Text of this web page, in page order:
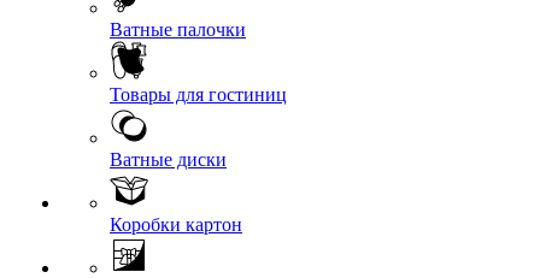
Ватные палочки
Товары для гостиниц
Ватные диски
Коробки картон